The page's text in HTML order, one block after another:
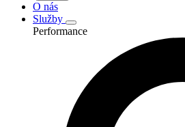
O nás
Služby
Performance